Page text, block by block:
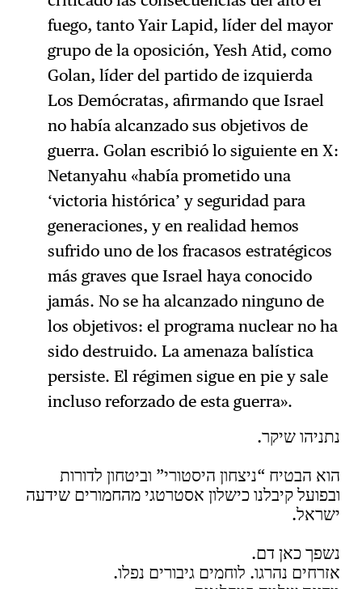
fuego, tanto Yair Lapid, líder del mayor
grupo de la oposición, Yesh Atid, como
Golan, líder del partido de izquierda
Los Demócratas, afirmando que Israel
no había alcanzado sus objetivos de
guerra. Golan escribió lo siguiente en X:
Netanyahu «había prometido una
‘victoria histórica’ y seguridad para
generaciones, y en realidad hemos
sufrido uno de los fracasos estratégicos
más graves que Israel haya conocido
jamás. No se ha alcanzado ninguno de
los objetivos: el programa nuclear no ha
sido destruido. La amenaza balística
persiste. El régimen sigue en pie y sale
incluso reforzado de esta guerra».
נתניהו שיקר.
הוא הבטיח “ניצחון היסטורי” וביטחון לדורות
ובפועל קיבלנו כישלון אסטרטגי מהחמורים שידעה
ישראל.
נשפך כאן דם.
אזרחים נהרגו. לוחמים גיבורים נפלו.